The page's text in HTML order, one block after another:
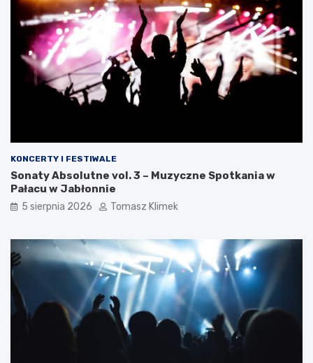
KONCERTY I FESTIWALE
Sonaty Absolutne vol. 3 – Muzyczne Spotkania w
Pałacu w Jabłonnie
5 sierpnia 2026 Tomasz Klimek